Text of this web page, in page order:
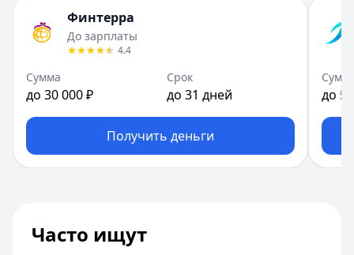
Финтерра
До зарплаты
4.4
Сумма
до 30 000 ₽
Срок
до 31 дней
Получить деньги
до
Часто ищут